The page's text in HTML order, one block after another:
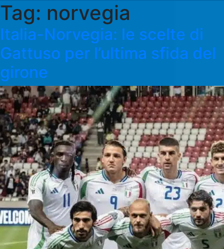
Tag: norvegia
Italia-Norvegia: le scelte di
Gattuso per l’ultima sfida del
girone